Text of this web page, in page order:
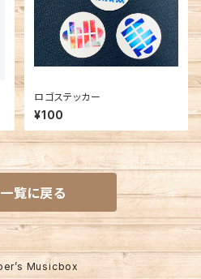
ロゴステッカー
¥100
覧に戻る
Musicbox